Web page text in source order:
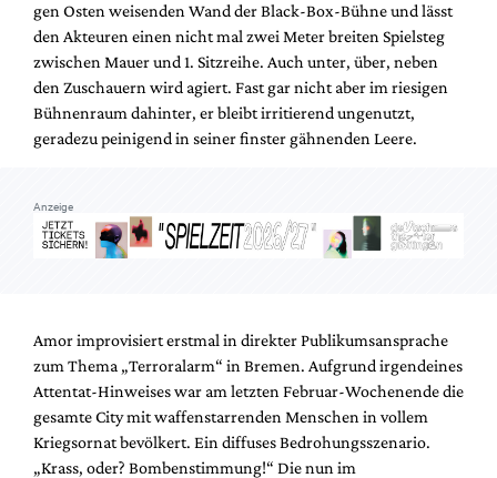
gen Osten weisenden Wand der Black-Box-Bühne und lässt
den Akteuren einen nicht mal zwei Meter breiten Spielsteg
zwischen Mauer und 1. Sitzreihe. Auch unter, über, neben
den Zuschauern wird agiert. Fast gar nicht aber im riesigen
Bühnenraum dahinter, er bleibt irritierend ungenutzt,
geradezu peinigend in seiner finster gähnenden Leere.
Anzeige
Amor improvisiert erstmal in direkter Publikumsansprache
zum Thema „Terroralarm“ in Bremen. Aufgrund irgendeines
Attentat-Hinweises war am letzten Februar-Wochenende die
gesamte City mit waffenstarrenden Menschen in vollem
Kriegsornat bevölkert. Ein diffuses Bedrohungsszenario.
„Krass, oder? Bombenstimmung!“ Die nun im